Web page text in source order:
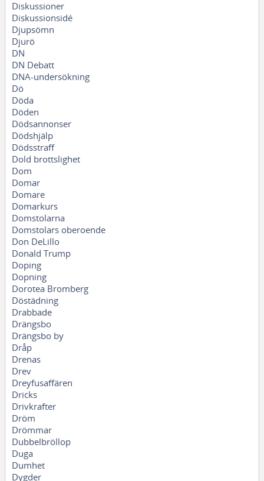
Diskussioner
Diskussionsidé
Djupsömn
Djurö
DN
DN Debatt
DNA-undersökning
Dö
Döda
Döden
Dödsannonser
Dödshjälp
Dödsstraff
Dold brottslighet
Dom
Domar
Domare
Domarkurs
Domstolarna
Domstolars oberoende
Don DeLillo
Donald Trump
Doping
Dopning
Dorotea Bromberg
Döstädning
Drabbade
Drängsbo
Drängsbo by
Dråp
Drenas
Drev
Dreyfusaffären
Dricks
Drivkrafter
Dröm
Drömmar
Dubbelbröllop
Duga
Dumhet
Dygder